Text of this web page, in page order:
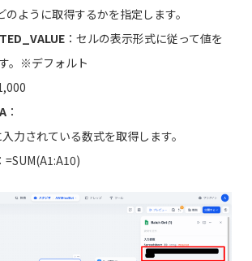
のように取得するかを指定します。
：セルの表示形式に従って値を
。※デフォルト
：
力されている数式を取得します。
=SUM(A1:A10)